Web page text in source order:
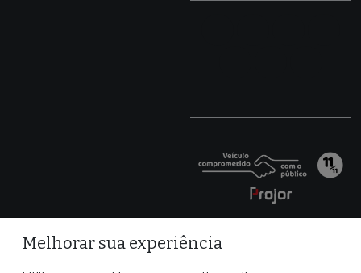
Melhorar sua experiência